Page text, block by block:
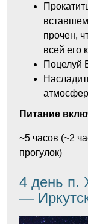
прочен,
всей его
Поцелуй
Питание
~5 часов (~2
прогулок)
4 день п.
—